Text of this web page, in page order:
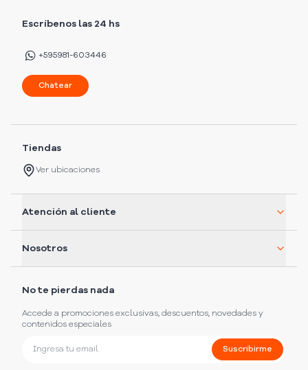
Escríbenos las 24 hs
+595981-603446
Chatear
Tiendas
Ver ubicaciones
Atención al cliente
Nosotros
No te pierdas nada
Accede a promociones exclusivas, descuentos, novedades y
contenidos especiales
Suscribirme